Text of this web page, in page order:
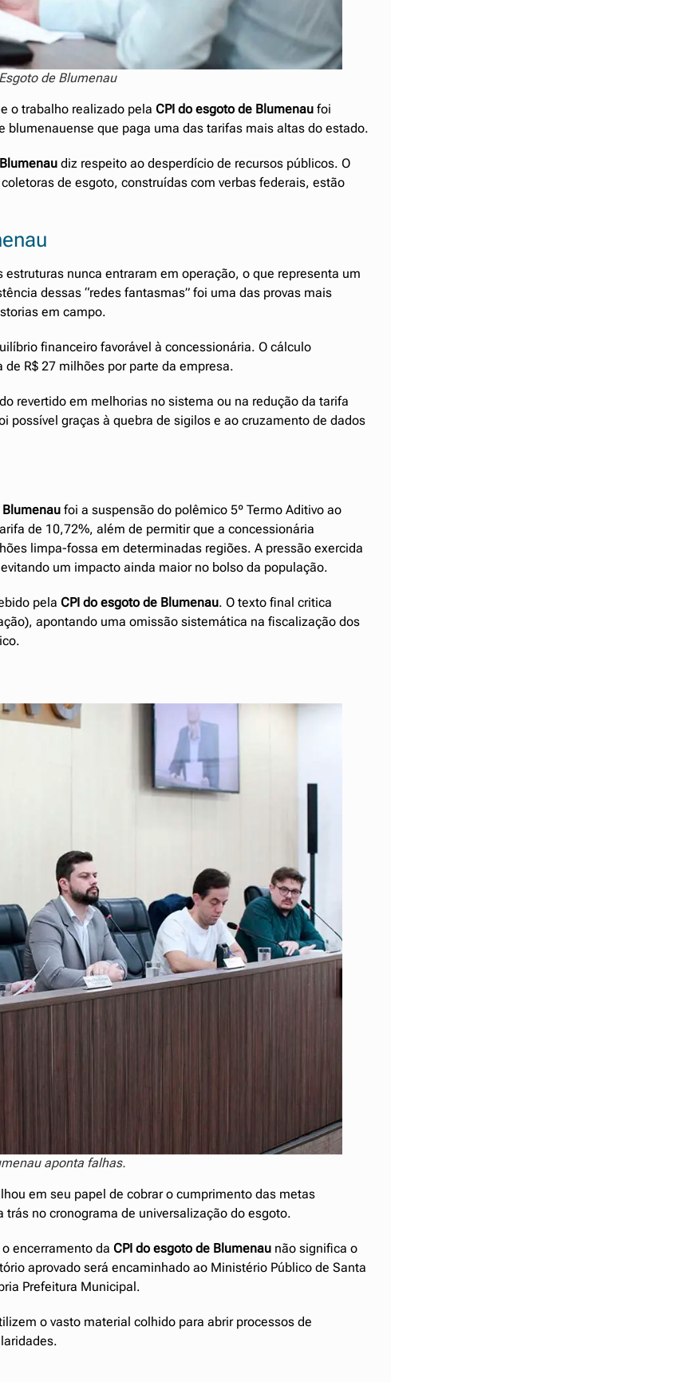
de Blumenau
o trabalho realizado pela CPI do esgoto de Blumenau foi
que paga uma das tarifas mais altas do estado.
diz respeito ao desperdício de recursos públicos. O
de esgoto, construídas com verbas federais, estão
estruturas nunca entraram em operação, o que representa um
dessas “redes fantasmas” foi uma das provas mais
em campo.
financeiro favorável à concessionária. O cálculo
R$ 27 milhões por parte da empresa.
revertido em melhorias no sistema ou na redução da tarifa
possível graças à quebra de sigilos e ao cruzamento de dados
Blumenau foi a suspensão do polêmico 5º Termo Aditivo ao
de 10,72%, além de permitir que a concessionária
limpa-fossa em determinadas regiões. A pressão exercida
um impacto ainda maior no bolso da população.
pela CPI do esgoto de Blumenau. O texto final critica
apontando uma omissão sistemática na fiscalização dos
aponta falhas.
em seu papel de cobrar o cumprimento das metas
no cronograma de universalização do esgoto.
encerramento da CPI do esgoto de Blumenau não significa o
aprovado será encaminhado ao Ministério Público de Santa
Prefeitura Municipal.
o vasto material colhido para abrir processos de